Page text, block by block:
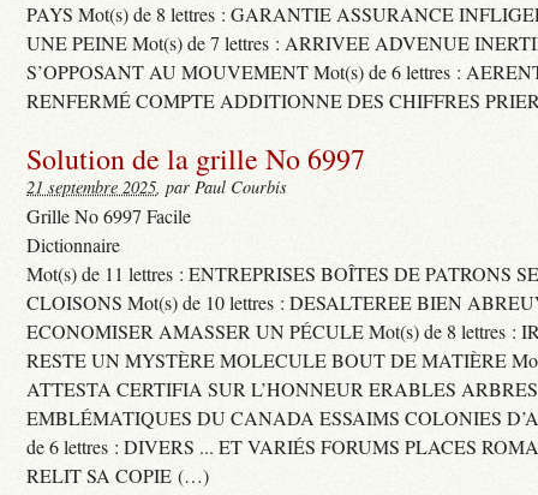
PAYS Mot(s) de 8 lettres : GARANTIE ASSURANCE
UNE PEINE Mot(s) de 7 lettres : ARRIVEE ADVENUE
S’OPPOSANT AU MOUVEMENT Mot(s) de 6 lettres :
RENFERMÉ COMPTE ADDITIONNE DES CHIFFRES
Solution de la grille No 6997
21 septembre 2025, par Paul Courbis
Grille No 6997 Facile
Dictionnaire
Mot(s) de 11 lettres : ENTREPRISES BOÎTES DE PATRONS
CLOISONS Mot(s) de 10 lettres : DESALTEREE BIEN
ECONOMISER AMASSER UN PÉCULE Mot(s) de 8 lettres :
RESTE UN MYSTÈRE MOLECULE BOUT DE MATIÈRE
ATTESTA CERTIFIA SUR L’HONNEUR ERABLES ARBRES
EMBLÉMATIQUES DU CANADA ESSAIMS COLONIES
de 6 lettres : DIVERS ... ET VARIÉS FORUMS PLACES
RELIT SA COPIE (…)